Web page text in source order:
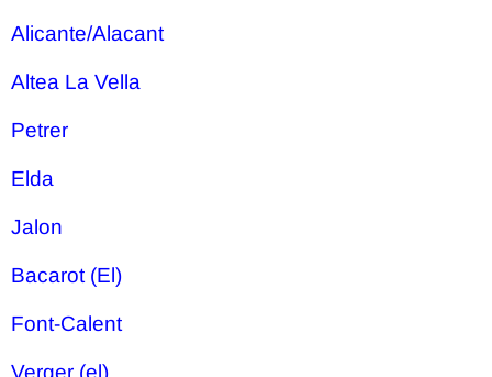
Alicante/Alacant
Altea La Vella
Petrer
Elda
Jalon
Bacarot (El)
Font-Calent
Verger (el)